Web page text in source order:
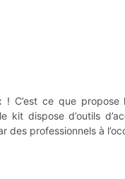
! C’est ce que
kit dispose d’outils
des professionnels à